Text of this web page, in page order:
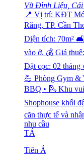
Vũ Đình Liệu,
📍 Vị trí: KĐT
Răng, TP. Cần
Diện tích: 70m²
vào ở. 💰 Giá
Đặt cọc: 02 tháng
💪 Phòng Gym &
BBQ • 🛝 Khu
Shophouse khối
căn thực tế và
nhu cầu
TÁ
Tiên Á